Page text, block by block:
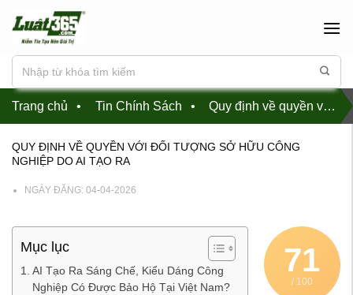
đến
dung
Trang chủ • Tin Chính Sách • Quy định về quyền với đối tượng sở hữu công nghiệp do AI tạo ra
QUY ĐỊNH VỀ QUYỀN VỚI ĐỐI TƯỢNG SỞ HỮU CÔNG
NGHIỆP DO AI TẠO RA
NGÀY ĐĂNG: 04-04-2026
71
/ 100
Mục lục
AI Tạo Ra Sáng Chế, Kiểu Dáng Công
Nghiệp Có Được Bảo Hộ Tại Việt Nam?